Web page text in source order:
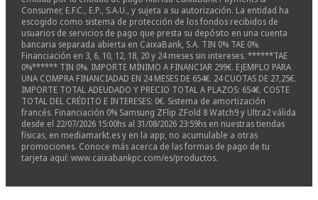
Consumer, E.F.C., E.P., S.A.U., y sujeta a su autorización. La entidad ha
escogido como sistema de protección de los fondos recibidos de
usuarios de servicios de pago que presta su depósito en una cuenta
bancaria separada abierta en CaixaBank, S.A. TIN 0% TAE 0%.
Financiación en 3, 6, 10, 12, 18, 20 y 24 meses sin intereses. ******TAE
0%****** TIN 0%. IMPORTE MÍNIMO A FINANCIAR 299€. EJEMPLO PARA
UNA COMPRA FINANCIADAD EN 24 MESES DE 654€. 24 CUOTAS DE 27,25€.
IMPORTE TOTAL ADEUDADO Y PRECIO TOTAL A PLAZOS: 654€. COSTE
TOTAL DEL CRÉDITO E INTERESES: 0€. Sistema de amortización
francés. Financiación 0% Samsung ZFlip ZFold 8 Watch9 y Ultra2 válida
desde el 22/07/2026 15:00hs al 31/08/2026 23:59hs en nuestras tiendas
físicas, en mediamarkt.es y en la app, no acumulable a otras
promociones. Conoce más acerca de las formas de pago de tu
tarjeta aquí: www.caixabankpc.com/es/productos.